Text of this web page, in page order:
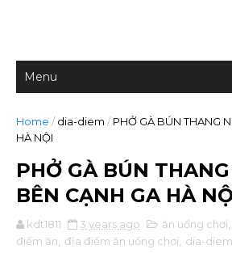
Home / dia-diem / PHỞ GÀ BÚN THANG
HÀ NỘI
PHỞ GÀ BÚN
BÊN CẠNH GA HÀ
kdt1811 3 years ago ăn uống chơi
điểm ăn
địa điểm ăn uống chơi dia-diem